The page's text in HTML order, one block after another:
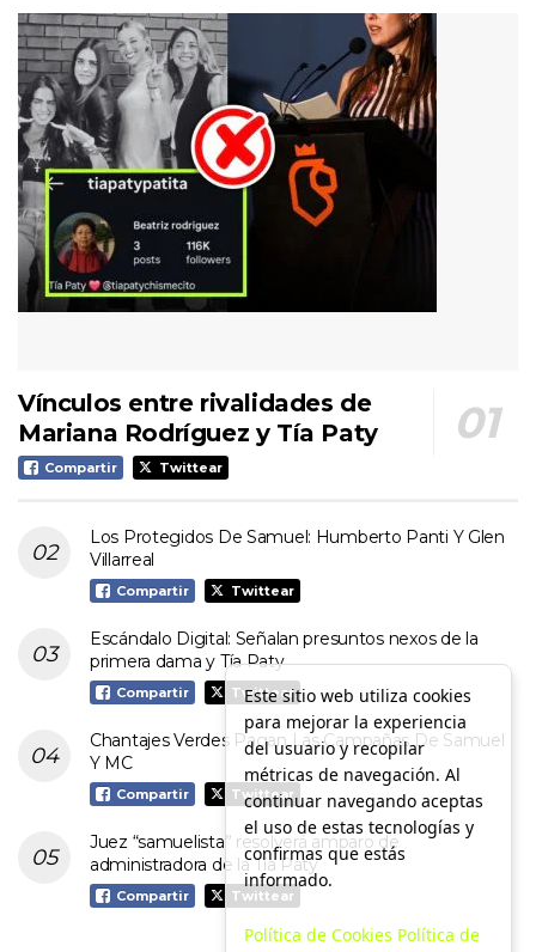
Vínculos entre rivalidades de
Mariana Rodríguez y Tía Paty
Compartir Twittear
Los Protegidos De Samuel: Humberto Panti Y Glen
Villarreal
Compartir Twittear
Escándalo Digital: Señalan presuntos nexos de la
primera dama y Tía Paty
Compartir Twittear
Chantajes Verdes Pagan Las Campañas De Samuel
Y MC
Compartir Twittear
Juez “samuelista” resolverá amparo de
administradora de la Tía Paty
Compartir Twittear
Este sitio web utiliza cookies
para mejorar la experiencia
del usuario y recopilar
métricas de navegación. Al
continuar navegando aceptas
el uso de estas tecnologías y
confirmas que estás
informado.
Política de Cookies Política de